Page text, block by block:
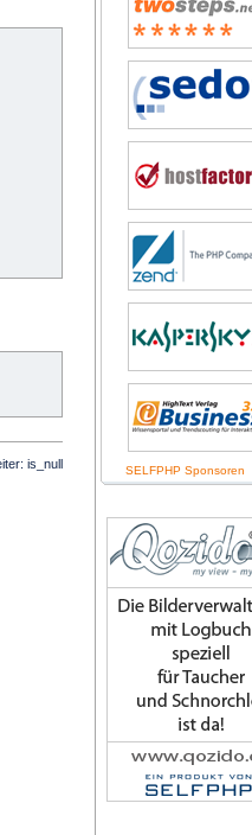
is_null SELFPHP Sponsoren